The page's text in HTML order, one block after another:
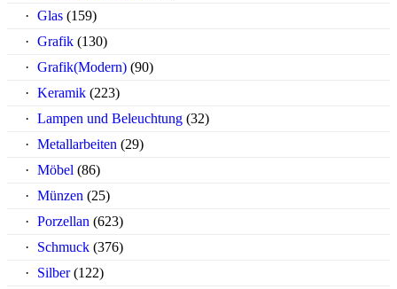
Glas (159)
Grafik (130)
Grafik(Modern) (90)
Keramik (223)
Lampen und Beleuchtung (32)
Metallarbeiten (29)
Möbel (86)
Münzen (25)
Porzellan (623)
Schmuck (376)
Silber (122)